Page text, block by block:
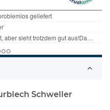
Schweller